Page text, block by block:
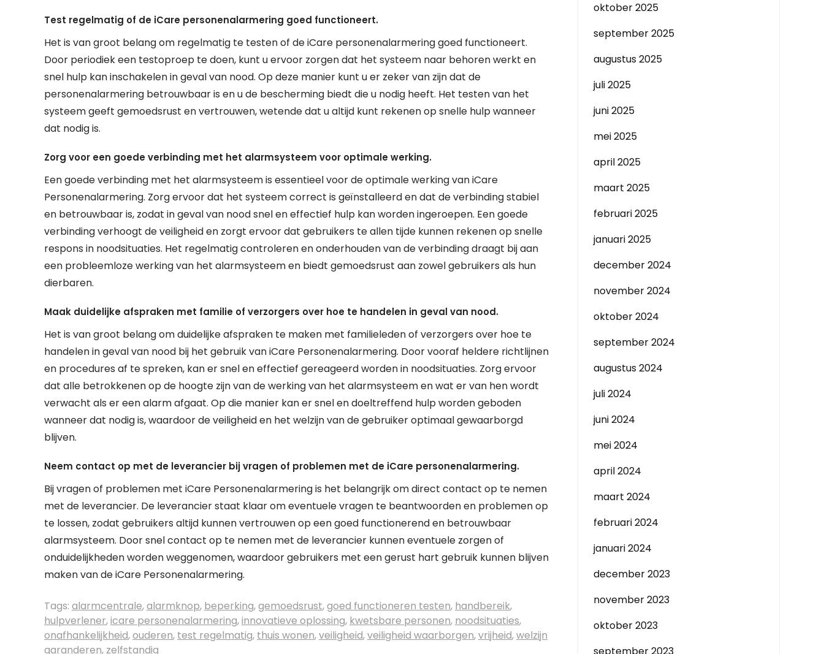
Test regelmatig of de iCare personenalarmering goed functioneert.
Het is van groot belang om regelmatig te testen of de iCare personenalarmering goed functioneert.
Door periodiek een testoproep te doen, kunt u ervoor zorgen dat het systeem naar behoren werkt en
snel hulp kan inschakelen in geval van nood. Op deze manier kunt u er zeker van zijn dat de
personenalarmering betrouwbaar is en u de bescherming biedt die u nodig heeft. Het testen van het
systeem geeft gemoedsrust en vertrouwen, wetende dat u altijd kunt rekenen op snelle hulp wanneer
dat nodig is.
Zorg voor een goede verbinding met het alarmsysteem voor optimale werking.
Een goede verbinding met het alarmsysteem is essentieel voor de optimale werking van iCare
Personenalarmering. Zorg ervoor dat het systeem correct is geïnstalleerd en dat de verbinding stabiel
en betrouwbaar is, zodat in geval van nood snel en effectief hulp kan worden ingeroepen. Een goede
verbinding verhoogt de veiligheid en zorgt ervoor dat gebruikers te allen tijde kunnen rekenen op snelle
respons in noodsituaties. Het regelmatig controleren en onderhouden van de verbinding draagt bij aan
een probleemloze werking van het alarmsysteem en biedt gemoedsrust aan zowel gebruikers als hun
dierbaren.
Maak duidelijke afspraken met familie of verzorgers over hoe te handelen in geval van nood.
Het is van groot belang om duidelijke afspraken te maken met familieleden of verzorgers over hoe te
handelen in geval van nood bij het gebruik van iCare Personenalarmering. Door vooraf heldere richtlijnen
en procedures af te spreken, kan er snel en effectief gereageerd worden in noodsituaties. Zorg ervoor
dat alle betrokkenen op de hoogte zijn van de werking van het alarmsysteem en wat er van hen wordt
verwacht als er een alarm afgaat. Op die manier kan er snel en doeltreffend hulp worden geboden
wanneer dat nodig is, waardoor de veiligheid en het welzijn van de gebruiker optimaal gewaarborgd
blijven.
Neem contact op met de leverancier bij vragen of problemen met de iCare personenalarmering.
Bij vragen of problemen met iCare Personenalarmering is het belangrijk om direct contact op te nemen
met de leverancier. De leverancier staat klaar om eventuele vragen te beantwoorden en problemen op
te lossen, zodat gebruikers altijd kunnen vertrouwen op een goed functionerend en betrouwbaar
alarmsysteem. Door snel contact op te nemen met de leverancier kunnen eventuele zorgen of
onduidelijkheden worden weggenomen, waardoor gebruikers met een gerust hart gebruik kunnen blijven
maken van de iCare Personenalarmering.
Tags: alarmcentrale,alarmknop, beperking,gemoedsrust,goed functioneren testen, handbereik,
hulpverlener,icare personenalarmering,innovatieve oplossing, kwetsbare personen, noodsituaties,
onafhankelijkheid,ouderen, test regelmatig, thuis wonen,veiligheid,veiligheid waarborgen,vrijheid,welzijn
garanderen, zelfstandig
oktober 2025
september 2025
augustus 2025
juli 2025
juni 2025
mei 2025
april 2025
maart 2025
februari 2025
januari 2025
december 2024
november 2024
oktober 2024
september 2024
augustus 2024
juli 2024
juni 2024
mei 2024
april 2024
maart 2024
februari 2024
januari 2024
december 2023
november 2023
oktober 2023